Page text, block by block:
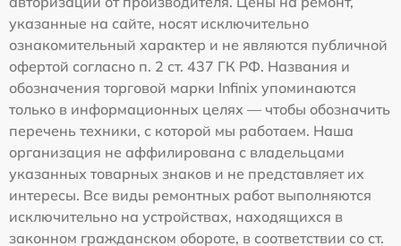
указанные на сайте, носят исключительно
ознакомительный характер и не являются публичной
офертой согласно п. 2 ст. 437 ГК РФ. Названия и
обозначения торговой марки Infinix упоминаются
только в информационных целях — чтобы обозначить
перечень техники, с которой мы работаем. Наша
организация не аффилирована с владельцами
указанных товарных знаков и не представляет их
интересы. Все виды ремонтных работ выполняются
исключительно на устройствах, находящихся в
законном гражданском обороте, в соответствии со ст.